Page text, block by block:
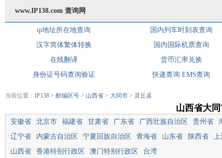
www.IP138.com 查询网
ip地址所在地查询
国内列车时刻表查询
汉字简体繁体转换
国内国际机票查询
在线翻译
货币汇率兑换
身份证号码查询验证
快递查询 EMS查询
当前位置： IP138 > 邮编区号 > 山西省 > 大同市 > 灵丘县
山西省大
安徽省 北京市 福建省 甘肃省 广东省 广西壮族自治区 贵州省
辽宁省
内蒙古自治区 宁夏回族自治区 青海省 山东省 陕西省
上
山西省
香港特别行政区 澳门特别行政区 台湾